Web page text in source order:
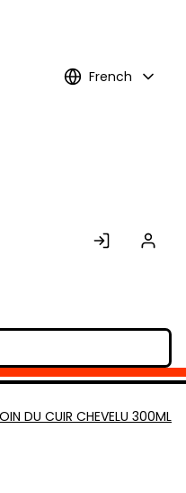
French
DU CUIR CHEVELU 300ML